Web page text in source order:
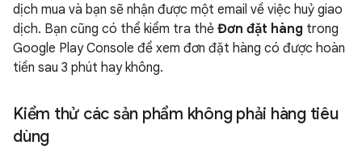
dịch mua và bạn sẽ nhận được một email về việc huỷ giao
dịch. Bạn cũng có thể kiểm tra thẻ Đơn đặt hàng trong
Google Play Console để xem đơn đặt hàng có được hoàn
tiền sau 3 phút hay không.
Kiểm thử các sản phẩm không phải hàng tiêu
dùng